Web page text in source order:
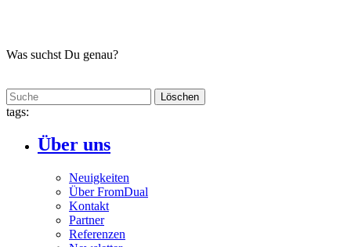
Was suchst Du genau?
Löschen
tags:
Über uns
Neuigkeiten
Über FromDual
Kontakt
Partner
Referenzen